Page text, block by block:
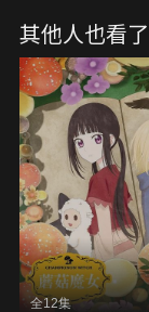
的《幾何原本》
蒙古軍俘虜，墜
軍擔任翻譯的少
其他人也看了
全12集